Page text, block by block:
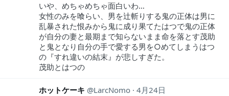
いや、めちゃめちゃ面白いわ…
女性のみを喰らい、男を辻斬りする鬼の正体は男に
乱暴された恨みから鬼に成り果てたはつで鬼の正体
が自分の妻と最期まで知らないまま命を落とす茂助
と鬼となり自分の手で愛する男を○めてしまうはつ
の『すれ違いの結末』が悲しすぎた。
茂助とはつの
ホットケーキ LarcNomo 4月24日